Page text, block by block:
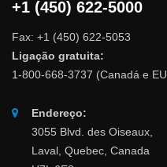
+1 (450) 622-5000
Fax: +1 (450) 622-5053
Ligação gratuita:
1-800-668-3737 (Canadá e
Endereço:
3055 Blvd. des Oiseaux,
Laval, Quebec, Canada